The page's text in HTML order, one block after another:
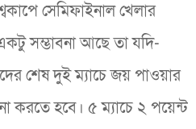
সেমিফাইনাল খেলার
সম্ভাবনা আছে তা যদি-
শেষ দুই ম্যাচে জয় পাওয়ার
করতে হবে। ৫ ম্যাচে ২ পয়েন্ট